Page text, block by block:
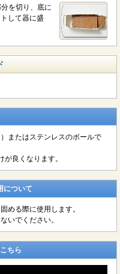
を切り、底に
して器に盛
またはステンレスのボールで
が良くなります。
について
める際に使用します。
いでください。
ちら